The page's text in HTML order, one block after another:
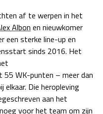
za 19:00 - 20:00
zo 17:00 - 19:00
af te werpen in het
Albon en nieuwkomer
een sterke line-up en
sinds 2016. Het
WK-punten – meer dan
elkaar. Die heropleving
aan het
voor het team om zijn